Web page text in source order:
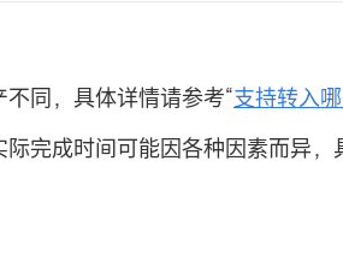
同，具体详情请参考“支持转入
完成时间可能因各种因素而异，